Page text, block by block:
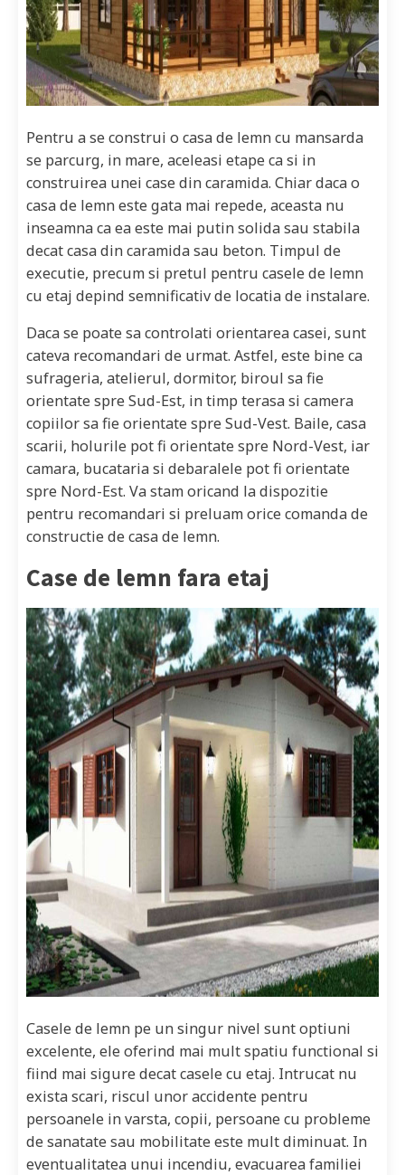
Pentru a se construi o casa de lemn cu mansarda
se parcurg, in mare, aceleasi etape ca si in
construirea unei case din caramida. Chiar daca o
casa de lemn este gata mai repede, aceasta nu
inseamna ca ea este mai putin solida sau stabila
decat casa din caramida sau beton. Timpul de
executie, precum si pretul pentru casele de lemn
cu etaj depind semnificativ de locatia de instalare.
Daca se poate sa controlati orientarea casei, sunt
cateva recomandari de urmat. Astfel, este bine ca
sufrageria, atelierul, dormitor, biroul sa fie
orientate spre Sud-Est, in timp terasa si camera
copiilor sa fie orientate spre Sud-Vest. Baile, casa
scarii, holurile pot fi orientate spre Nord-Vest, iar
camara, bucataria si debaralele pot fi orientate
spre Nord-Est. Va stam oricand la dispozitie
pentru recomandari si preluam orice comanda de
constructie de casa de lemn.
Case de lemn fara etaj
Casele de lemn pe un singur nivel sunt optiuni
excelente, ele oferind mai mult spatiu functional si
fiind mai sigure decat casele cu etaj. Intrucat nu
exista scari, riscul unor accidente pentru
persoanele in varsta, copii, persoane cu probleme
de sanatate sau mobilitate este mult diminuat. In
eventualitatea unui incendiu, evacuarea familiei